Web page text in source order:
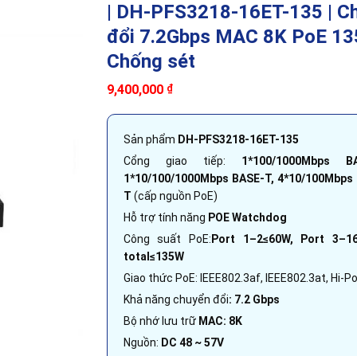
| DH-PFS3218-16ET-135 |
đổi 7.2Gbps MAC 8K PoE
Chống sét
9,400,000 ₫
Sản phẩm DH-PFS3218-16ET-135
Cổng giao tiếp: 1*100/1000Mbps
1*10/100/1000Mbps BASE-T, 4*10/100Mbps
T (cấp nguồn PoE)
Hỗ trợ tính năng POE Watchdog
Công suất PoE: Port 1–2≤60W, Port
total≤135W
Giao thức PoE: IEEE802.3af, IEEE802.3at, Hi-
Khả năng chuyển đổi: 7.2 Gbps
Bộ nhớ lưu trữ MAC: 8K
Nguồn: DC 48 ~ 57V